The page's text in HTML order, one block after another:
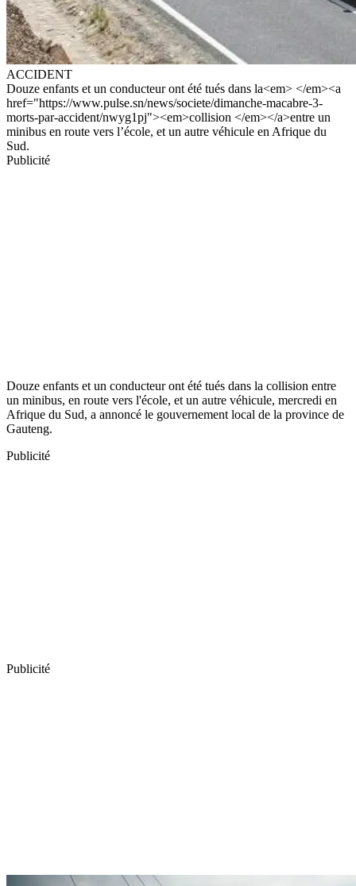
ACCIDENT
Douze enfants et un conducteur ont été tués dans la<em> </em><a
href="https://www.pulse.sn/news/societe/dimanche-macabre-3-
morts-par-accident/nwyg1pj"><em>collision </em></a>entre un
minibus en route vers l’école, et un autre véhicule en Afrique du
Sud.
Publicité
Douze enfants et un conducteur ont été tués dans la collision entre
un minibus, en route vers l'école, et un autre véhicule, mercredi en
Afrique du Sud, a annoncé le gouvernement local de la province de
Gauteng.
Publicité
Publicité